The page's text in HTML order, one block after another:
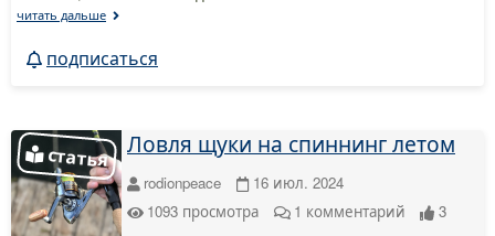
читать дальше
подписаться
Ловля щуки на спиннинг летом
rodionpeace
16 июл. 2024
1093 просмотра 1 комментарий 3